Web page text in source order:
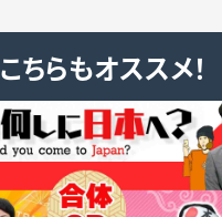
こちらもオススメ！